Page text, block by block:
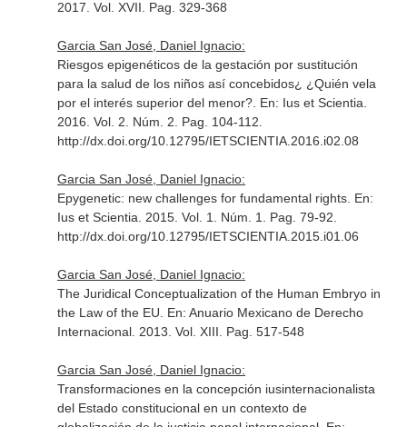
2017. Vol. XVII. Pag. 329-368
Garcia San José, Daniel Ignacio:
Riesgos epigenéticos de la gestación por sustitución
para la salud de los niños así concebidos¿ ¿Quién vela
por el interés superior del menor?. En: Ius et Scientia
2016. Vol. 2. Núm. 2. Pag. 104-112.
http://dx.doi.org/10.12795/IETSCIENTIA.2016.i02.08
Garcia San José, Daniel Ignacio:
Epygenetic: new challenges for fundamental rights. En:
Ius et Scientia . 2015. Vol. 1. Núm. 1. Pag. 79-92.
http://dx.doi.org/10.12795/IETSCIENTIA.2015.i01.06
Garcia San José, Daniel Ignacio:
The Juridical Conceptualization of the Human Embryo in
the Law of the EU. En: Anuario Mexicano de Derecho
Internacional. 2013. Vol. XIII. Pag. 517-548
Garcia San José, Daniel Ignacio:
Transformaciones en la concepción iusinternacionalista
del Estado constitucional en un contexto de